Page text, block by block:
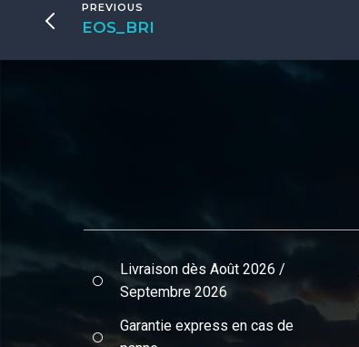
PREVIOUS
EOS_BRI
Livraison dès Août 2026 /
Septembre 2026
Garantie express en cas de